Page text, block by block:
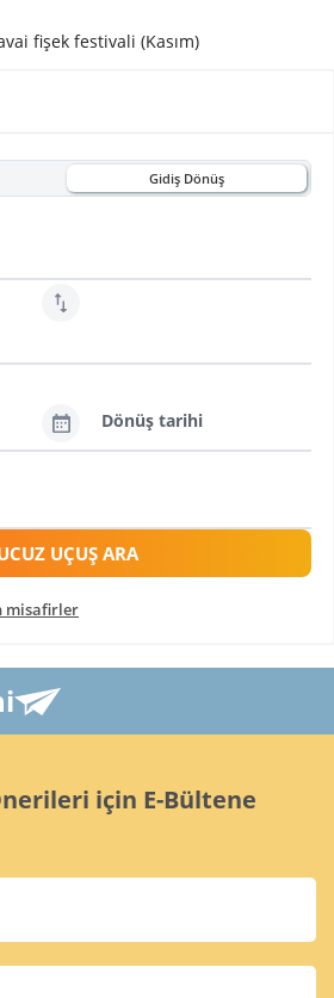
Gidiş Dönüş
Dönüş tarihi
UÇUŞ ARA
misafirler
için E-Bültene
fişek festivali (Kasım)